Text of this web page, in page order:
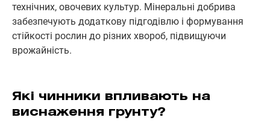
технічних, овочевих культур. Мінеральні добрива
забезпечують додаткову підгодівлю і формування
стійкості рослин до різних хвороб, підвищуючи
врожайність.
Які чинники впливають на
виснаження грунту?